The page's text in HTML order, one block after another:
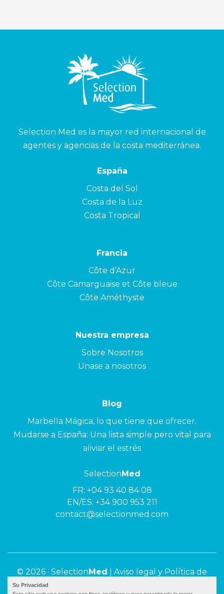
Selection Med es la mayor red internacional de
agentes y agencias de la costa mediterránea.
España
Costa del Sol
Costa de la Luz
Costa Tropical
Francia
Côte d’Azur
Côte Camarguaise et Côte bleue
Côte Améthyste
Nuestra empresa
Sobre Nosotros
Unase a nosotros
Blog
Marbella Mágica, lo que tiene que ofrecer.
Mudarse a España: Una lista simple pero vital para
aliviar el estrés
SelectionMed
FR: +04 93 40 84 08
EN/ES: +34 900 953 211
contact@selectionmed.com
© 2026 · SelectionMed
Aviso legal y Política de
Su Privacidad